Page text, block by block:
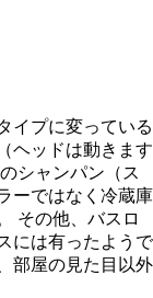
イプに変っている
ヘッドは動きます
シャンパン（ス
ーではなく冷蔵庫
その他、バスロ
には有ったようで
部屋の見た目以外